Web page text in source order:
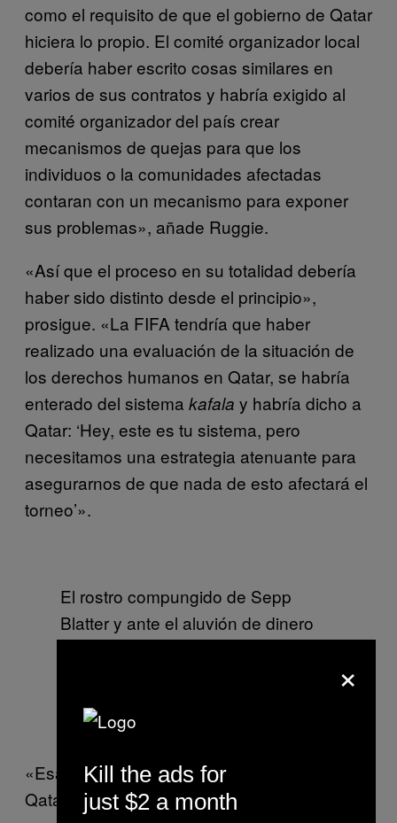
como el requisito de que el gobierno de Qatar
hiciera lo propio. El comité organizador local
debería haber escrito cosas similares en
varios de sus contratos y habría exigido al
comité organizador del país crear
mecanismos de quejas para que los
individuos o la comunidades afectadas
contaran con un mecanismo para exponer
sus problemas», añade Ruggie.
«Así que el proceso en su totalidad debería
haber sido distinto desde el principio»,
prosigue. «La FIFA tendría que haber
realizado una evaluación de la situación de
los derechos humanos en Qatar, se habría
enterado del sistema kafala y habría dicho a
Qatar: ‘Hey, este es tu sistema, pero
necesitamos una estrategia atenuante para
asegurarnos de que nada de esto afectará el
torneo’».
El rostro compungido de Sepp
Blatter y ante el aluvión de dinero
FIFA como organización. Foto de
Arnd Wiegmann, Reuters
«Esa sería la condición fundamental, y si
Qatar hubiera respondido con las estrategias
×
Kill the ads for
just $2 a month